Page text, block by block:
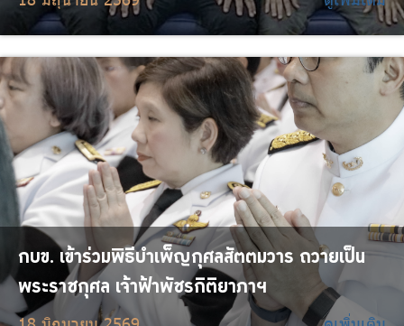
กบข. เข้าร่วมพิธีบำเพ็ญกุศลสัตตมวาร ถวายเป็น
พระราชกุศล เจ้าฟ้าพัชรกิติยาภาฯ